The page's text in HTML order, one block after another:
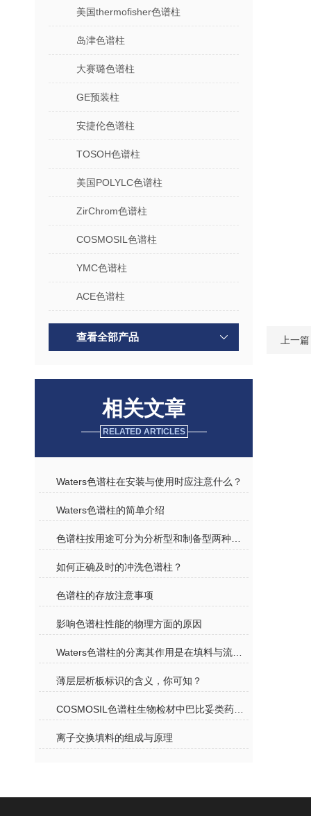
美国thermofisher色谱柱
岛津色谱柱
大赛璐色谱柱
GE预装柱
安捷伦色谱柱
TOSOH色谱柱
美国POLYLC色谱柱
ZirChrom色谱柱
COSMOSIL色谱柱
YMC色谱柱
ACE色谱柱
查看全部产品
相关文章
RELATED ARTICLES
Waters色谱柱在安装与使用时应注意什么？
Waters色谱柱的简单介绍
如何正确及时的冲洗色谱柱？
色谱柱的存放注意事项
影响色谱柱性能的物理方面的原因
薄层层析板标识的含义，你可知？
离子交换填料的组成与原理
上一